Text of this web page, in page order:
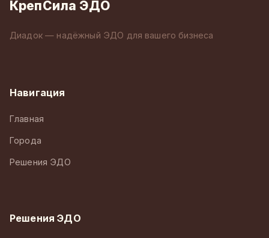
КрепСила ЭДО
Диадок — надёжный ЭДО для вашего бизнеса
Навигация
Главная
Города
Решения ЭДО
Решения ЭДО